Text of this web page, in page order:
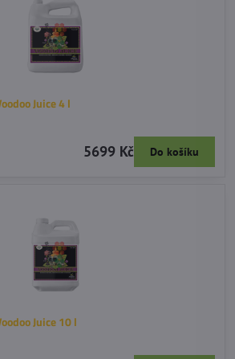
Juice 4 l
5699 Kč Do košíku
Juice 10 l